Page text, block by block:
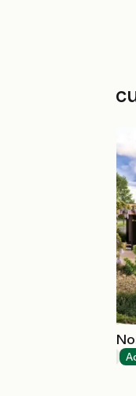
Weitere
Novotel Mâcon